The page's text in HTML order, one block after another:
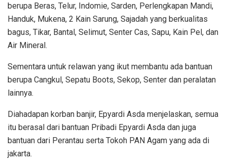
berupa Beras, Telur, Indomie, Sarden, Perlengkapan Mandi,
Handuk, Mukena, 2 Kain Sarung, Sajadah yang berkualitas
bagus, Tikar, Bantal, Selimut, Senter Cas, Sapu, Kain Pel, dan
Air Mineral.
Sementara untuk relawan yang ikut membantu ada bantuan
berupa Cangkul, Sepatu Boots, Sekop, Senter dan peralatan
lainnya.
Diahadapan korban banjir, Epyardi Asda menjelaskan, semua
itu berasal dari bantuan Pribadi Epyardi Asda dan juga
bantuan dari Perantau serta Tokoh PAN Agam yang ada di
jakarta.